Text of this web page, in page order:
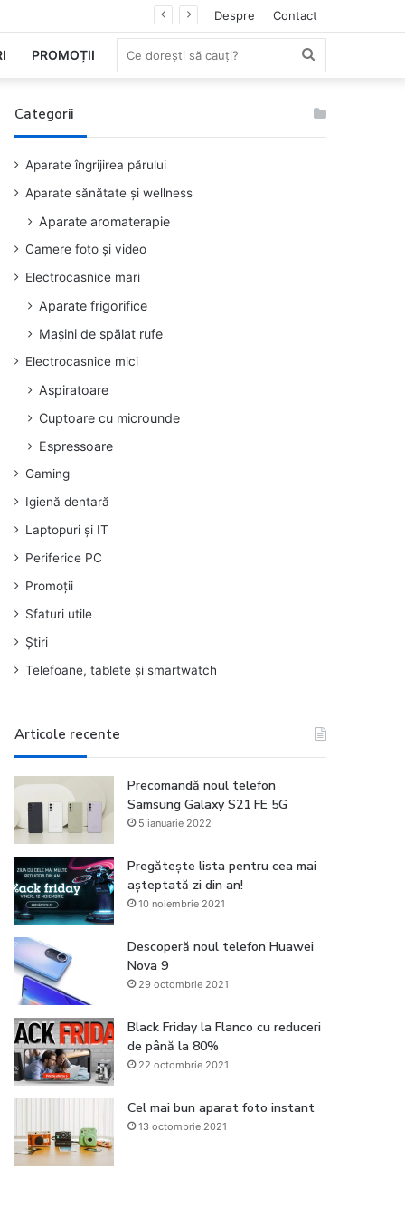
Despre Contact
PROMOȚII
Categorii
Aparate îngrijirea părului
Aparate sănătate și wellness
Aparate aromaterapie
Camere foto și video
Electrocasnice mari
Aparate frigorifice
Mașini de spălat rufe
Electrocasnice mici
Aspiratoare
Cuptoare cu microunde
Espressoare
Gaming
Igienă dentară
Laptopuri și IT
Periferice PC
Promoții
Sfaturi utile
Știri
Telefoane, tablete și smartwatch
Articole recente
Precomandă noul telefon
Samsung Galaxy S21 FE 5G
5 ianuarie 2022
Pregătește lista pentru cea mai
așteptată zi din an!
10 noiembrie 2021
Descoperă noul telefon Huawei
Nova 9
29 octombrie 2021
Black Friday la Flanco cu reduceri
de până la 80%
22 octombrie 2021
Cel mai bun aparat foto instant
13 octombrie 2021